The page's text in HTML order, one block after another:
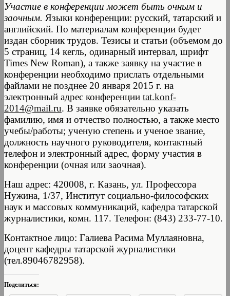
Участие в конференции может быть очным и
заочным. Языки конференции: русский, татарский и
английский. По материалам конференции будет
издан сборник трудов. Тезисы и статьи (объемом до
5 страниц, 14 кегль, одинарный интервал, шрифт
Times New Roman), а также заявку на участие в
конференции необходимо прислать отдельными
файлами не позднее 20 января 2015 г. на
электронный адрес конференции tat.konf-
2014@mail.ru. В заявке обязательно указать
фамилию, имя и отчество полностью, а также место
учебы/работы; ученую степень и ученое звание,
должность научного руководителя, контактный
телефон и электронный адрес, форму участия в
конференции (очная или заочная).
Наш адрес: 420008, г. Казань, ул. Профессора
Нужина, 1/37, Институт социально-философских
наук и массовых коммуникаций, кафедра татарской
журналистики, комн. 117. Телефон: (843) 233-77-10.
Контактное лицо: Галиева Расима Муллаяновна,
доцент кафедры татарской журналистики
(тел.89046782958).
Поделиться: